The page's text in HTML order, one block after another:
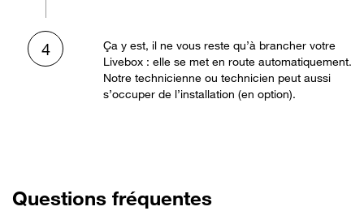
4
Ça y est, il ne vous reste qu’à brancher votre
Livebox : elle se met en route automatiquement.
Notre technicienne ou technicien peut aussi
s’occuper de l’installation (en option).
Questions fréquentes